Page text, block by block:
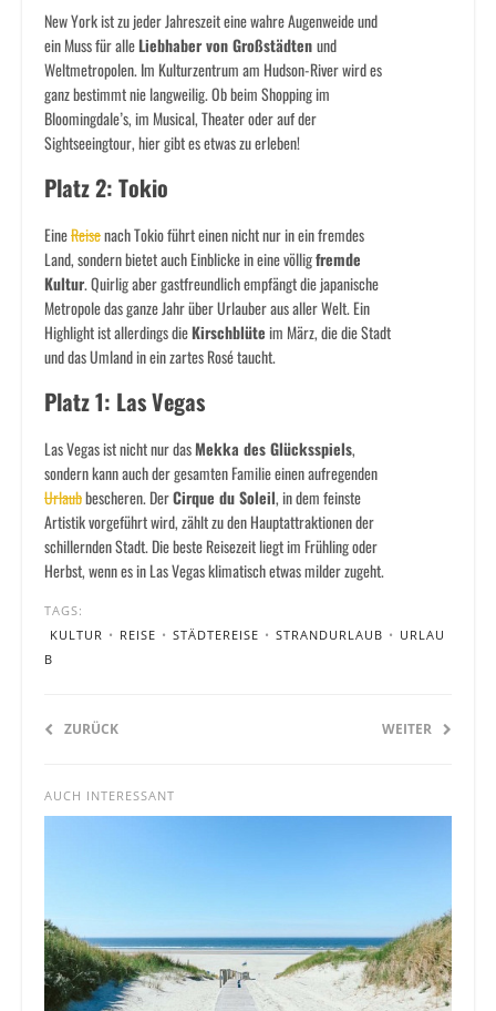
New York ist zu jeder Jahreszeit eine wahre Augenweide und
ein Muss für alleLiebhaber von Großstädtenund
Weltmetropolen. Im Kulturzentrum am Hudson-River wird es
ganz bestimmt nie langweilig. Ob beim Shopping im
Bloomingdale’s, im Musical, Theater oder auf der
Sightseeingtour, hier gibt es etwas zu erleben!
Platz 2: Tokio
EineReisenach Tokio führt einen nicht nur in ein fremdes
Land, sondern bietet auch Einblicke in eine völligfremde
Kultur. Quirlig aber gastfreundlich empfängt die japanische
Metropole das ganze Jahr über Urlauber aus aller Welt. Ein
Highlight ist allerdings dieKirschblüteim März, die die Stadt
und das Umland in ein zartes Rosé taucht.
Platz 1: Las Vegas
Las Vegas ist nicht nur dasMekka des Glücksspiels,
sondern kann auch der gesamten Familie einen aufregenden
Urlaubbescheren. DerCirque du Soleil, in dem feinste
Artistik vorgeführt wird, zählt zu den Hauptattraktionen der
schillernden Stadt. Die beste Reisezeit liegt im Frühling oder
Herbst, wenn es in Las Vegas klimatisch etwas milder zugeht.
TAGS:
KULTUR • REISE • STÄDTEREISE • STRANDURLAUB • URLAU
B
ZURÜCK WEITER
AUCH INTERESSANT